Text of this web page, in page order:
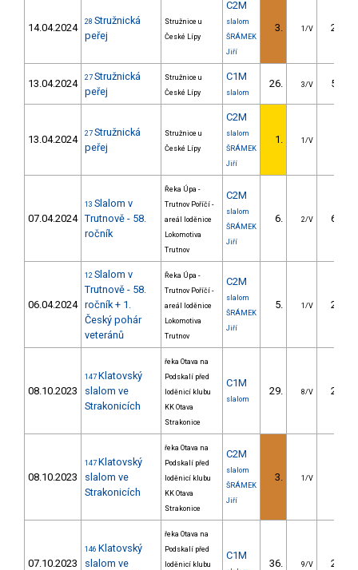
14.04.2024 28 Stružnická
peřej
Stružnice u
České Lípy
C2M
slalom
ŠRÁMEK
Jiří
3. 1/V 23.90
13.04.2024 27 Stružnická
peřej
Stružnice u
České Lípy
C1M
slalom
26. 3/V 59.70
13.04.2024 27 Stružnická
peřej
Stružnice u
České Lípy
C2M
slalom
ŠRÁMEK
Jiří
1. 1/V
07.04.2024
13 Slalom v
Trutnově - 58.
ročník
Řeka Úpa -
Trutnov Poříčí -
areál loděnice
Lokomotiva
Trutnov
C2M
slalom
ŠRÁMEK
Jiří
6. 2/V 63.88
06.04.2024
12 Slalom v
Trutnově - 58.
ročník + 1.
Český pohár
veteránů
Řeka Úpa -
Trutnov Poříčí -
areál loděnice
Lokomotiva
Trutnov
C2M
slalom
ŠRÁMEK
Jiří
5. 1/V 21.22
08.10.2023
147 Klatovský
slalom ve
Strakonicích
řeka Otava na
Podskalí před
loděnicí klubu
KK Otava
Strakonice
C1M
slalom
29. 8/V 21.56
08.10.2023
147 Klatovský
slalom ve
Strakonicích
řeka Otava na
Podskalí před
loděnicí klubu
KK Otava
Strakonice
C2M
slalom
ŠRÁMEK
Jiří
3. 1/V
07.10.2023
146 Klatovský
slalom ve
řeka Otava na
Podskalí před
loděnicí klubu
C1M
36. 9/V 23.11